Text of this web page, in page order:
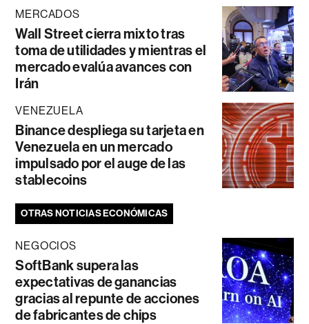
MERCADOS
Wall Street cierra mixto tras
toma de utilidades y mientras el
mercado evalúa avances con
Irán
VENEZUELA
Binance despliega su tarjeta en
Venezuela en un mercado
impulsado por el auge de las
stablecoins
OTRAS NOTICIAS ECONÓMICAS
NEGOCIOS
SoftBank supera las
expectativas de ganancias
gracias al repunte de acciones
de fabricantes de chips